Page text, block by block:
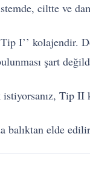
ciltte ve
I’’ kolajendir.
şart
istiyorsanız, Tip
balıktan elde